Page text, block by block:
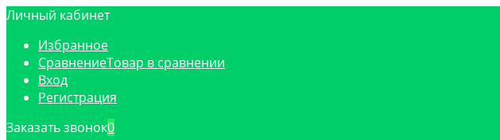
Личный кабинет
Избранное
СравнениеТовар в сравнении
Вход
Регистрация
Заказать звонок0